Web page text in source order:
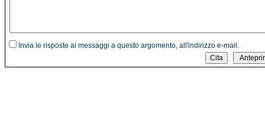
Invia le risposte ai messaggi a questo argomento, all'indirizzo e-mail.